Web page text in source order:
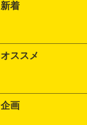
新着
オススメ
企画